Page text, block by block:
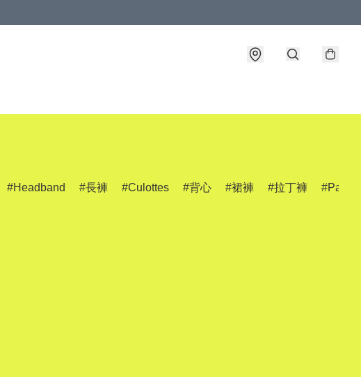
Headband 長褲 Culottes 背心 裙褲 拉丁褲 Pants